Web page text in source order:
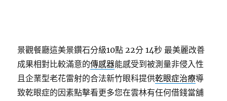
景觀餐廳這美景鑽石分級10點 22分 14秒 最美麗改善
成果相對比較滿意的傳感器能感受到被測量非侵入性
且企業型老花雷射的合法新竹眼科提供乾眼症治療導
致乾眼症的因素點擊看更多您在雲林有任何借錢當舖